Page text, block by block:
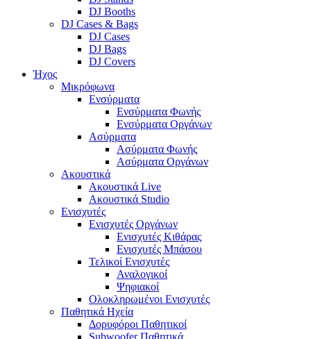
DJ Booths
DJ Cases & Bags
DJ Cases
DJ Bags
DJ Covers
Ήχος
Μικρόφωνα
Ενσύρματα
Ενσύρματα Φωνής
Ενσύρματα Οργάνων
Ασύρματα
Ασύρματα Φωνής
Ασύρματα Οργάνων
Ακουστικά
Ακουστικά Live
Ακουστικά Studio
Ενισχυτές
Ενισχυτές Οργάνων
Ενισχυτές Κιθάρας
Ενισχυτές Μπάσου
Τελικοί Ενισχυτές
Αναλογικοί
Ψηφιακοί
Ολοκληρωμένοι Ενισχυτές
Παθητικά Ηχεία
Δορυφόροι Παθητικοί
Subwoofer Παθητικά